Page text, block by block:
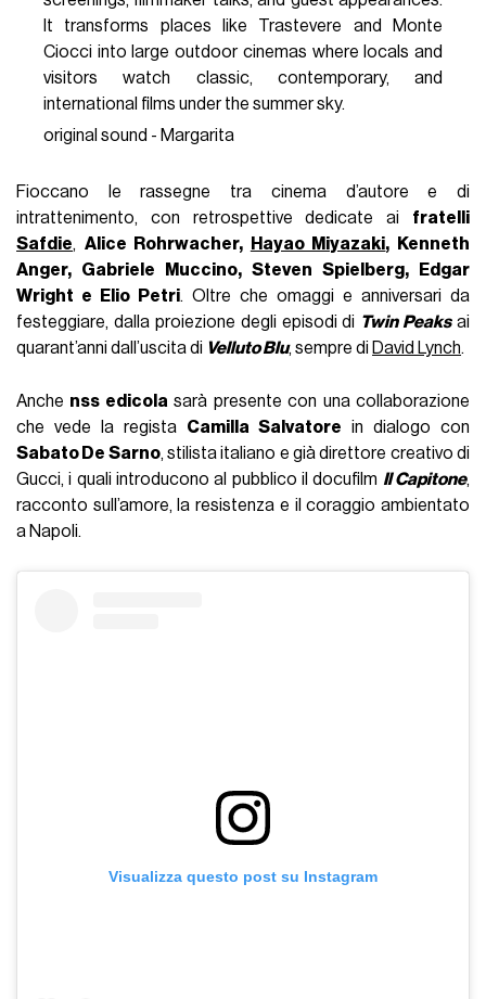
It transforms places like Trastevere and Monte
Ciocci into large outdoor cinemas where locals and
visitors watch classic, contemporary, and
international films under the summer sky.
original sound - Margarita
Fioccano le rassegne tra cinema d’autore e di
intrattenimento, con retrospettive dedicate ai fratelli
Safdie, Alice Rohrwacher, Hayao Miyazaki, Kenneth
Anger, Gabriele Muccino, Steven Spielberg, Edgar
Wright e Elio Petri. Oltre che omaggi e anniversari da
festeggiare, dalla proiezione degli episodi di Twin Peaksai
quarant’anni dall’uscita di Velluto Blu, sempre di David Lynch.
Anche nss edicola sarà presente con una collaborazione
che vede la regista Camilla Salvatore in dialogo con
Sabato De Sarno, stilista italiano e già direttore creativo di
Gucci, i quali introducono al pubblico il docufilm Il Capitone,
racconto sull’amore, la resistenza e il coraggio ambientato
a Napoli.
Visualizza questo post su Instagram